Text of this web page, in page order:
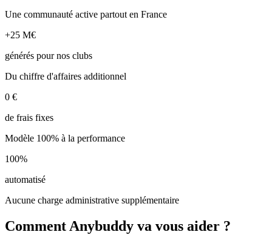
Une communauté active partout en France
+25 M€
générés pour nos clubs
Du chiffre d'affaires additionnel
0 €
de frais fixes
Modèle 100% à la performance
100%
automatisé
Aucune charge administrative supplémentaire
Comment Anybuddy va vous aider ?